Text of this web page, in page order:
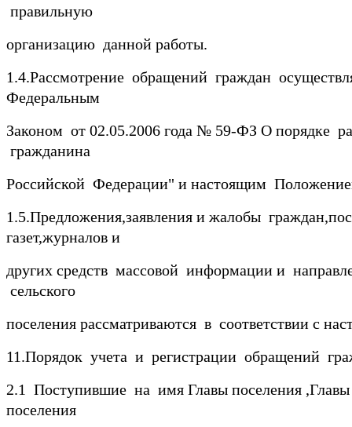
правильную
организацию данной работы.
1.4.Рассмотрение обращений граждан
Федеральным
Законом от 02.05.2006 года № 59-ФЗ О порядке
гражданина
Российской Федерации" и настоящим
1.5.Предложения,заявления и жалобы
газет,журналов и
других средств массовой информации и
сельского
поселения рассматриваются в соответствии с
11.Порядок учета и регистрации обращений
2.1 Поступившие на имя Главы поселения ,Главы
поселения